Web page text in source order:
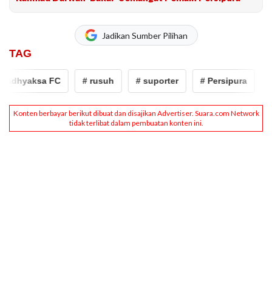
Jadikan Sumber Pilihan
TAG
FC # rusuh # suporter # Persipura